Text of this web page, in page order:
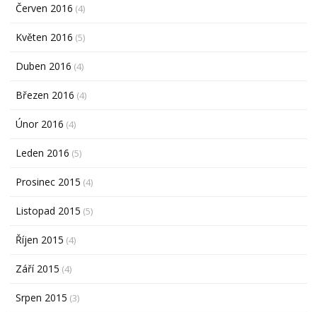
Červen 2016 (4)
Květen 2016 (5)
Duben 2016 (4)
Březen 2016 (4)
Únor 2016 (4)
Leden 2016 (5)
Prosinec 2015 (4)
Listopad 2015 (5)
Říjen 2015 (4)
Září 2015 (4)
Srpen 2015 (3)